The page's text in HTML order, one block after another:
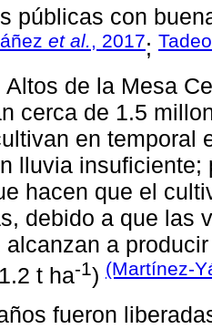
públicas con
et al., 2017;
Altos de la Mesa
cerca de 1.5
en temporal
lluvia insuficiente;
hacen que el
debido a que las
alcanzan a
t ha-1) (Martínez-
fueron